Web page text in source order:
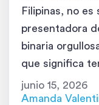
Filipinas, no
presentadora
binaria
que significa
suele estar
tradicionales.
junio 15, 2026
Amanda